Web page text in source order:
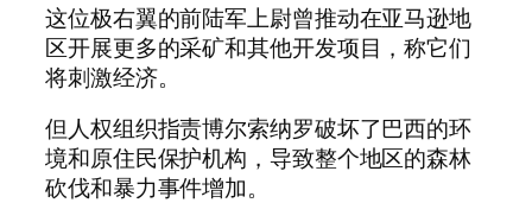
这位极右翼的前陆军上尉曾推动在亚马逊地
区开展更多的采矿和其他开发项目，称它们
将刺激经济。
但人权组织指责博尔索纳罗破坏了巴西的环
境和原住民保护机构，导致整个地区的森林
砍伐和暴力事件增加。